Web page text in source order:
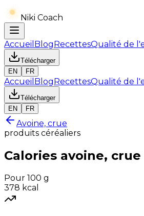
Niki Coach
Accueil BlogRecettesQualité de
Télécharger
EN
FR
Accueil BlogRecettesQualité de
Télécharger
EN
FR
Avoine, crue
produits céréaliers
Calories avoine, crue
Pour 100 g
378 kcal